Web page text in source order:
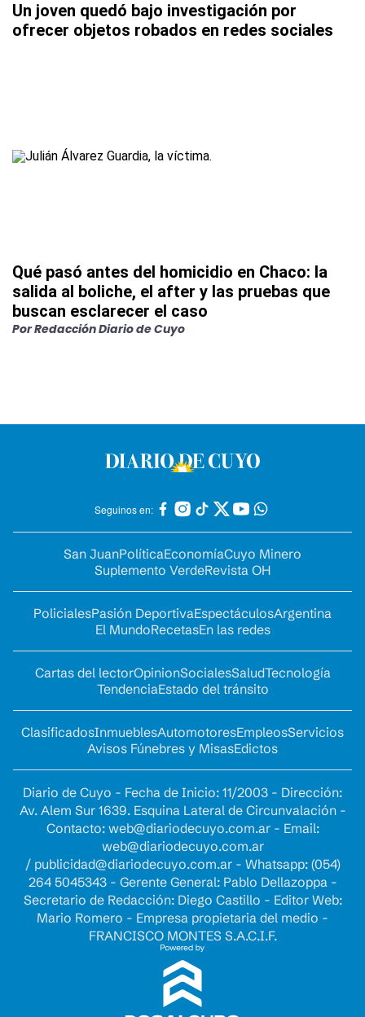
Un joven quedó bajo investigación por
ofrecer objetos robados en redes sociales
Qué pasó antes del homicidio en Chaco: la
salida al boliche, el after y las pruebas que
buscan esclarecer el caso
PorRedacción Diario de Cuyo
Seguinos en:
San JuanPolíticaEconomíaCuyo Minero
Suplemento VerdeRevista OH
PolicialesPasión DeportivaEspectáculosArgentina
El MundoRecetasEn las redes
Cartas del lectorOpinionSocialesSaludTecnología
TendenciaEstado del tránsito
ClasificadosInmueblesAutomotoresEmpleosServicios
Avisos Fúnebres y MisasEdictos
Diario de Cuyo - Fecha de Inicio: 11/2003 - Dirección:
Av. Alem Sur 1639. Esquina Lateral de Circunvalación -
Contacto: web@diariodecuyo.com.ar- Email:
web@diariodecuyo.com.ar
/ publicidad@diariodecuyo.com.ar- Whatsapp: (054)
264 5045343 - Gerente General: Pablo Dellazoppa -
Secretario de Redacción: Diego Castillo - Editor Web:
Mario Romero - Empresa propietaria del medio -
FRANCISCO MONTES S.A.C.I.F.